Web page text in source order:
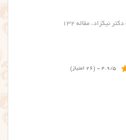
نیکزاد، مقاله ۱۳۲
4.9/5 - (26 امتیاز)